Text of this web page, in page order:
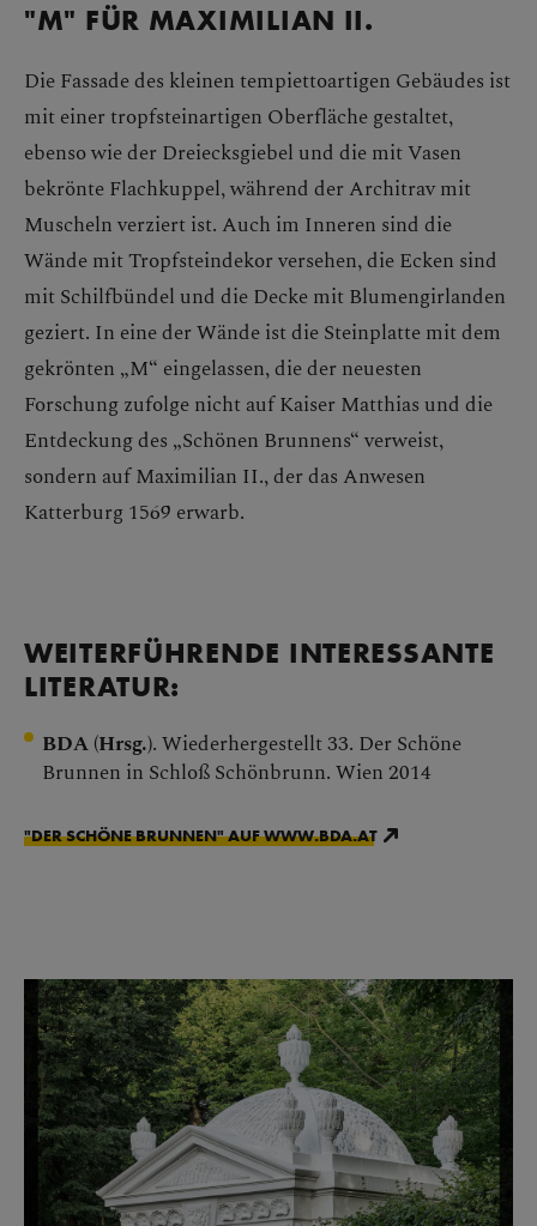
"M" FÜR MAXIMILIAN II.
Die Fassade des kleinen tempiettoartigen Gebäudes ist
mit einer tropfsteinartigen Oberfläche gestaltet,
ebenso wie der Dreiecksgiebel und die mit Vasen
bekrönte Flachkuppel, während der Architrav mit
Muscheln verziert ist. Auch im Inneren sind die
Wände mit Tropfsteindekor versehen, die Ecken sind
mit Schilfbündel und die Decke mit Blumengirlanden
geziert. In eine der Wände ist die Steinplatte mit dem
gekrönten „M“ eingelassen, die der neuesten
Forschung zufolge nicht auf Kaiser Matthias und die
Entdeckung des „Schönen Brunnens“ verweist,
sondern auf Maximilian II., der das Anwesen
Katterburg 1569 erwarb.
WEITERFÜHRENDE INTERESSANTE
LITERATUR:
BDA (Hrsg.). Wiederhergestellt 33. Der Schöne
Brunnen in Schloß Schönbrunn. Wien 2014
"DER SCHÖNE BRUNNEN" AUF WWW.BDA.AT